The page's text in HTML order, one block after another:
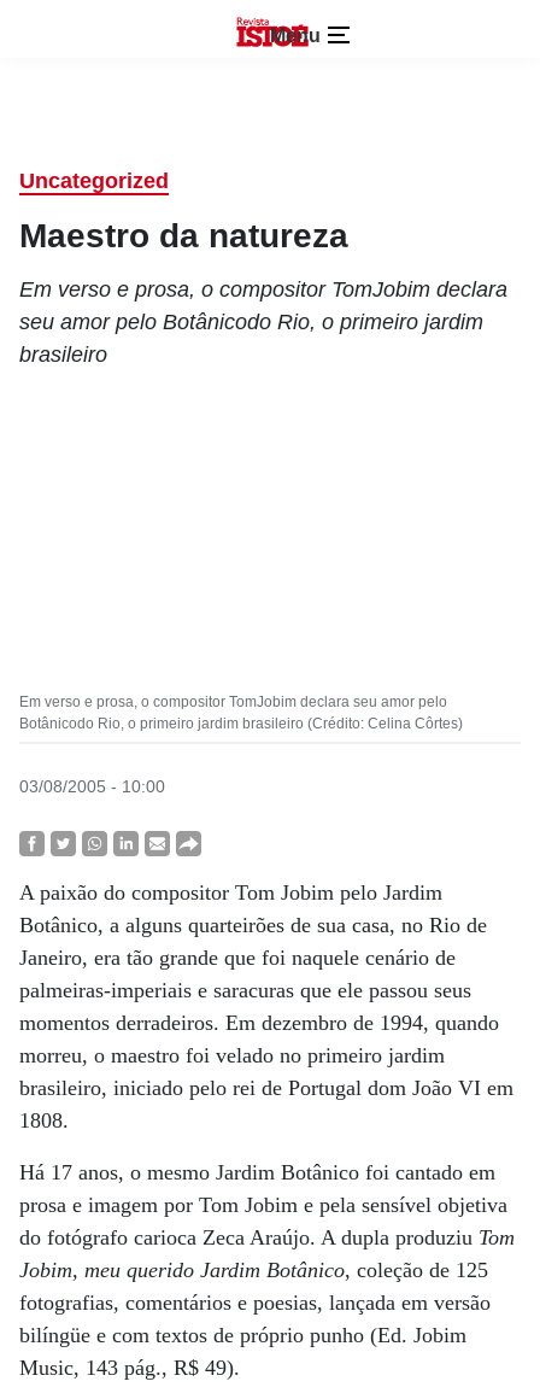
Menu
Uncategorized
Maestro da natureza
Em verso e prosa, o compositor TomJobim declara
seu amor pelo Botânicodo Rio, o primeiro jardim
brasileiro
Em verso e prosa, o compositor TomJobim declara seu amor pelo
Botânicodo Rio, o primeiro jardim brasileiro (Crédito: Celina Côrtes)
03/08/2005 - 10:00
A paixão do compositor Tom Jobim pelo Jardim
Botânico, a alguns quarteirões de sua casa, no Rio de
Janeiro, era tão grande que foi naquele cenário de
palmeiras-imperiais e saracuras que ele passou seus
momentos derradeiros. Em dezembro de 1994, quando
morreu, o maestro foi velado no primeiro jardim
brasileiro, iniciado pelo rei de Portugal dom João VI em
1808.
Há 17 anos, o mesmo Jardim Botânico foi cantado em
prosa e imagem por Tom Jobim e pela sensível objetiva
do fotógrafo carioca Zeca Araújo. A dupla produziu Tom
Jobim, meu querido Jardim Botânico, coleção de 125
fotografias, comentários e poesias, lançada em versão
bilíngüe e com textos de próprio punho (Ed. Jobim
Music, 143 pág., R$ 49).